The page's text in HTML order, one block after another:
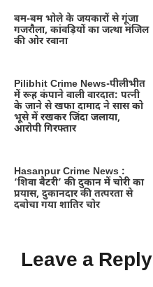
बम-बम भोले के जयकारों से गूंजा
गजरौला, कांवड़ियों का जत्था मंजिल
की ओर रवाना
Pilibhit Crime News-पीलीभीत
में रूह कंपाने वाली वारदात: पत्नी
के जाने से खफा दामाद ने सास को
भूसे में रखकर जिंदा जलाया,
आरोपी गिरफ्तार
Hasanpur Crime News :
‘शिवा बैटरी’ की दुकान में चोरी का
प्रयास, दुकानदार की तत्परता से
दबोचा गया शातिर चोर
Leave a Reply